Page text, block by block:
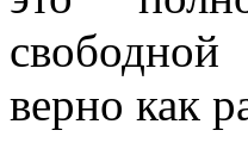
свободной
верно как